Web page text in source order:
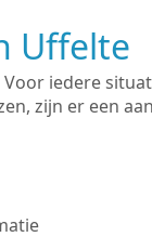
Uffelte
iedere
zijn er een